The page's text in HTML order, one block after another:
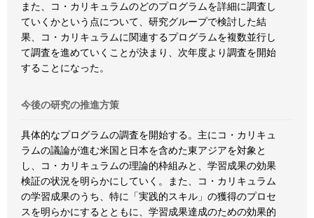
また、コ・カリキュラムのどのプログラムを詳細に調査し
ていくかという点について、研究グループで検討した結
果、コ・カリキュラムに関連するプログラムを複数並行し
て調査を進めていくことが決まり、次年度より調査を開始
することになった。
今後の研究の推進方策
具体的なプログラムの調査を開始する。主にコ・カリキュ
ラムの議論が進む米国と日本を含めた東アジアを対象と
し、コ・カリキュラムの理論的枠組みと、学習成果の効果
検証の状況を明らかにしていく。また、コ・カリキュラム
の学習成果のうち、特に「実践的スキル」の獲得のプロセ
スを明らかにするとともに、学習成果達成のための効果的